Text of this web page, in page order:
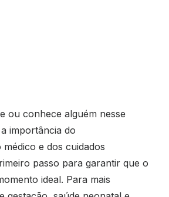
ou conhece alguém nesse
importância do
e dos cuidados
passo para garantir que o
ideal. Para mais